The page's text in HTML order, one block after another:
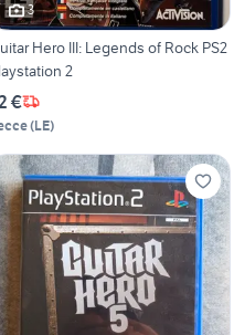
3
Hero III: Legends of Rock PS2
2
€
(LE)